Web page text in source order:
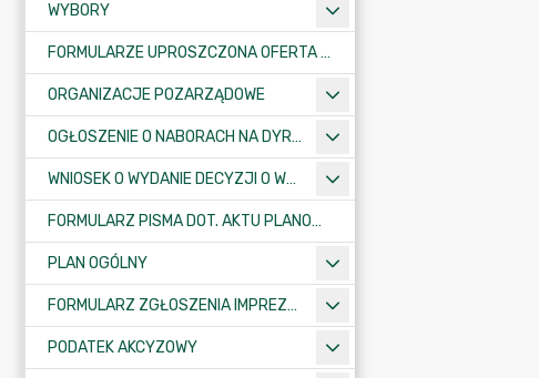
WYBORY
FORMULARZE UPROSZCZONA OFERTA WYKONANIA ZADANIA PUBLICZNEGO
ORGANIZACJE POZARZĄDOWE
OGŁOSZENIE O NABORACH NA DYREKTORÓW PLACÓWEK OŚWIATOWYCH
WNIOSEK O WYDANIE DECYZJI O WARUNKACH ZABUDOWY/O USTALENIE INWESTYCJI CELU PUBLICZNEGO
FORMULARZ PISMA DOT. AKTU PLANOWANIA PRZESTRZENNEGO
PLAN OGÓLNY
FORMULARZ ZGŁOSZENIA IMPREZY SPORTOWO-REKREACYJNEJ, ARTYSTYCZNEJ LUB ROZRYWKOWEJ
PODATEK AKCYZOWY